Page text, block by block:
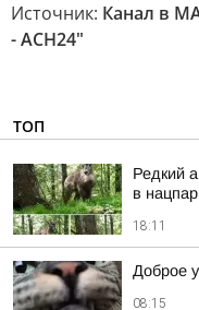
Источник: Канал в
- АСН24"
ТОП
Редкий
в
18:11
Доброе
08:15